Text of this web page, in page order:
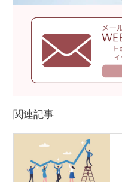
関連記事